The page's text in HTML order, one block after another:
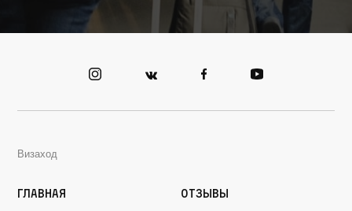
Визаход
Главная
Отзывы